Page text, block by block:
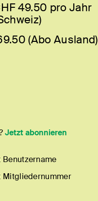
49.50 pro Jahr
(Abo Ausland)
Jetzt abonnieren
Benutzername
Mitgliedernummer